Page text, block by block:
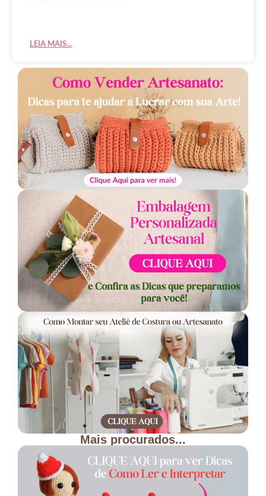
LEIA MAIS...
Mais procurados...